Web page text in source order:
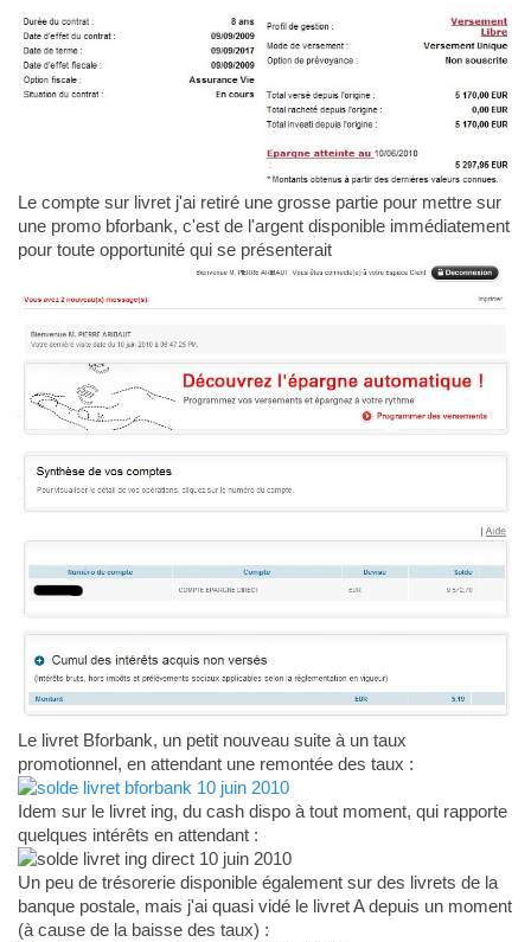
Le compte sur livret j'ai retiré une grosse partie pour mettre sur
une promo bforbank, c'est de l'argent disponible immédiatement
pour toute opportunité qui se présenterait
Le livret Bforbank, un petit nouveau suite à un taux
promotionnel, en attendant une remontée des taux :
Idem sur le livret ing, du cash dispo à tout moment, qui rapporte
quelques intérêts en attendant :
Un peu de trésorerie disponible également sur des livrets de la
banque postale, mais j'ai quasi vidé le livret A depuis un moment
(à cause de la baisse des taux) :